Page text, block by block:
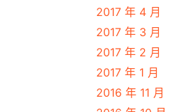
2017 年 4 月
2017 年 3 月
2017 年 2 月
2017 年 1 月
2016 年 11 月